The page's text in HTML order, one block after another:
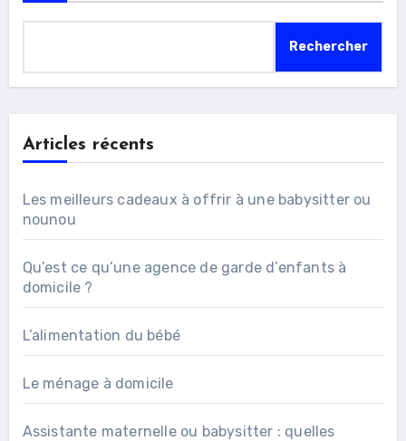
Rechercher
Articles récents
Les meilleurs cadeaux à offrir à une babysitter ou
nounou
Qu’est ce qu’une agence de garde d’enfants à
domicile ?
L’alimentation du bébé
Le ménage à domicile
Assistante maternelle ou babysitter : quelles